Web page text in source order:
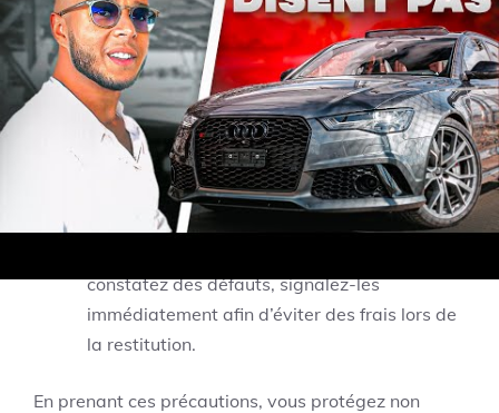
Vérifiez l’état général :Examinez l’extérieur
pour déceler toute rayure ou bosse. Prenez
des photos pour prouver l’état initial du
véhicule.
Contrôlez l’intérieur :Assurez-vous que le
véhicule est propre et que tous les
équipements fonctionnent correctement, y
compris la climatisation et les feux.
constatez des défauts, signalez-les
immédiatement afin d’éviter des frais lors de
la restitution.
En prenant ces précautions, vous protégez non